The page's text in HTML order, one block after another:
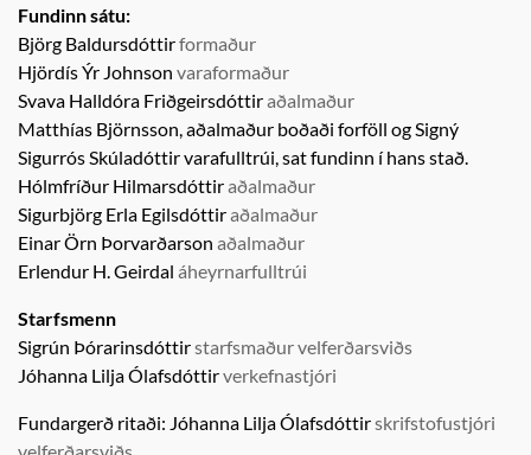
Fundinn sátu:
Björg Baldursdóttirformaður
Hjördís Ýr Johnson varaformaður
Svava Halldóra Friðgeirsdóttiraðalmaður
Matthías Björnsson, aðalmaður boðaði forföll ogSigný
Sigurrós Skúladóttirvarafulltrúi,sat fundinn í hans stað.
Hólmfríður Hilmarsdóttiraðalmaður
Sigurbjörg Erla Egilsdóttiraðalmaður
Einar Örn Þorvarðarson aðalmaður
Erlendur H. Geirdal áheyrnarfulltrúi
Starfsmenn
Sigrún Þórarinsdóttirstarfsmaður velferðarsviðs
Jóhanna Lilja Ólafsdóttirverkefnastjóri
Fundargerð ritaði: Jóhanna Lilja Ólafsdóttirskrifstofustjóri